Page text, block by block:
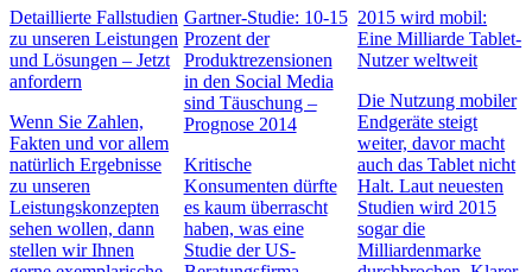
Detaillierte Fallstudien
zu unseren Leistungen
und Lösungen – Jetzt
anfordern
Wenn Sie Zahlen,
Fakten und vor allem
natürlich Ergebnisse
zu unseren
Leistungskonzepten
sehen wollen, dann
stellen wir Ihnen
Gartner-Studie: 10-15
Prozent der
Produktrezensionen
in den Social Media
sind Täuschung –
Prognose 2014
Kritische
Konsumenten dürfte
es kaum überrascht
haben, was eine
Studie der US-
2015 wird mobil:
Eine Milliarde Tablet-
Nutzer weltweit
Die Nutzung mobiler
Endgeräte steigt
weiter, davor macht
auch das Tablet nicht
Halt. Laut neuesten
Studien wird 2015
sogar die
Milliardenmarke